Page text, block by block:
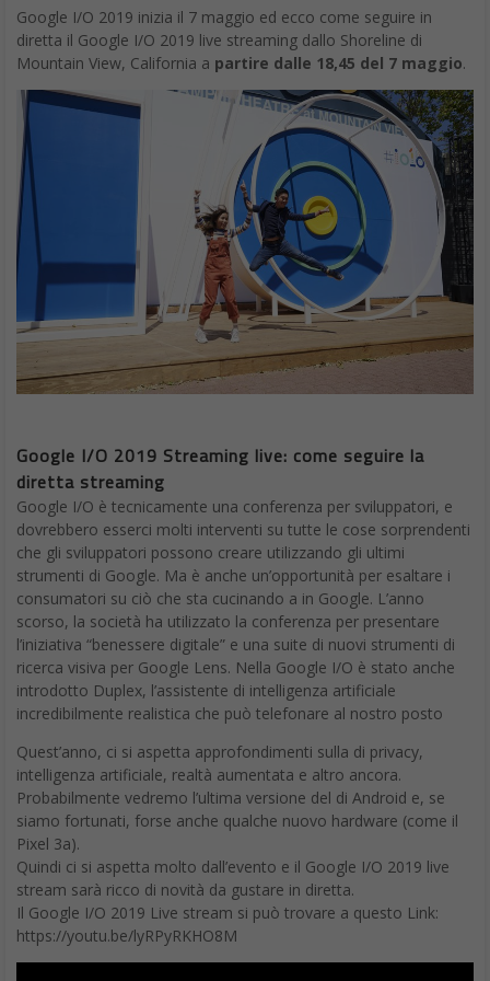
Google I/O 2019 inizia il 7 maggio ed ecco come seguire in
diretta il Google I/O 2019 live streaming dallo Shoreline di
Mountain View, California a partire dalle 18,45 del 7 maggio.
Google I/O 2019 Streaming live: come seguire la
diretta streaming
Google I/O è tecnicamente una conferenza per sviluppatori, e
dovrebbero esserci molti interventi su tutte le cose sorprendenti
che gli sviluppatori possono creare utilizzando gli ultimi
strumenti di Google. Ma è anche un’opportunità per esaltare i
consumatori su ciò che sta cucinando a in Google. L’anno
scorso, la società ha utilizzato la conferenza per presentare
l’iniziativa “benessere digitale” e una suite di nuovi strumenti di
ricerca visiva per Google Lens. Nella Google I/O è stato anche
introdotto Duplex, l’assistente di intelligenza artificiale
incredibilmente realistica che può telefonare al nostro posto
Quest’anno, ci si aspetta approfondimenti sulla di privacy,
intelligenza artificiale, realtà aumentata e altro ancora.
Probabilmente vedremo l’ultima versione del di Android e, se
siamo fortunati, forse anche qualche nuovo hardware (come il
Pixel 3a).
Quindi ci si aspetta molto dall’evento e il Google I/O 2019 live
stream sarà ricco di novità da gustare in diretta.
Il Google I/O 2019 Live stream si può trovare a questo Link:
https://youtu.be/lyRPyRKHO8M